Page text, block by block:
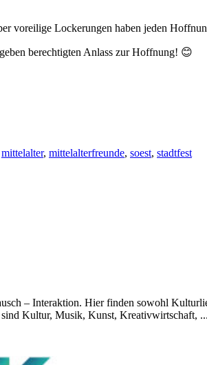
voreilige Lockerungen haben jeden
berechtigten Anlass zur Hoffnung! 😊
mittelalter, mittelalterfreunde, soest, stadtfest
– Interaktion. Hier finden sowohl
sind Kultur, Musik, Kunst, Kreativwirtschaft,